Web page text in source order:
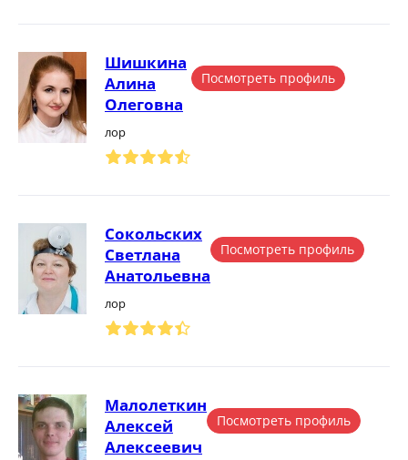
Шишкина
Алина
Олеговна
лор
Посмотреть профиль
Сокольских
Светлана
Анатольевна
лор
Посмотреть профиль
Малолеткин
Алексей
Алексеевич
Посмотреть профиль